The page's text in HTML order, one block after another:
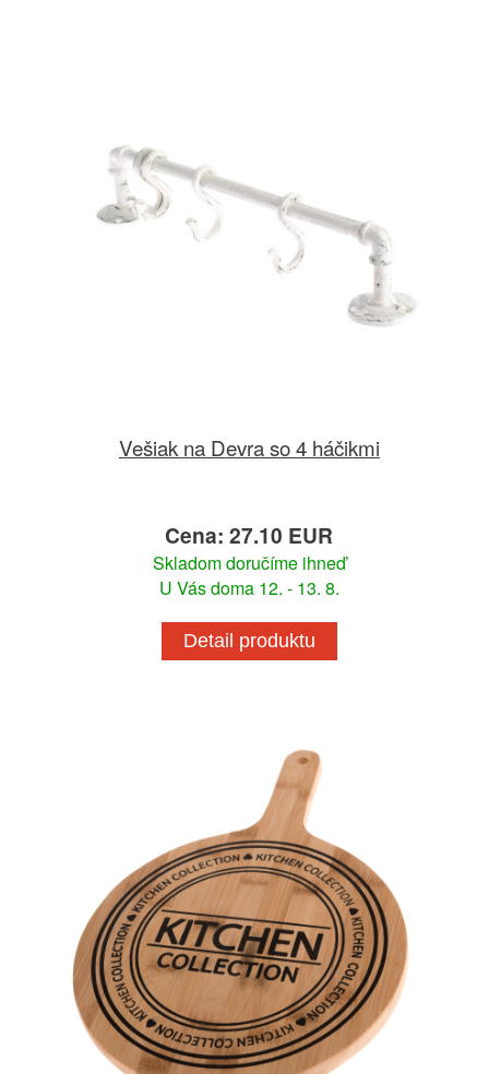
Vešiak na Devra so 4 háčikmi
Cena: 27.10 EUR
Skladom doručíme ihneď
U Vás doma 12. - 13. 8.
Detail produktu